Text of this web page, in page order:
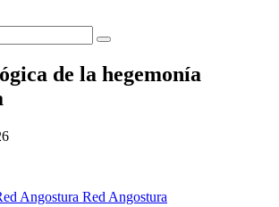
de la hegemonía
Red Angostura